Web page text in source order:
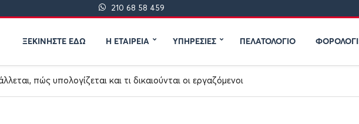
210 68 58 459
ΞΕΚΙΝΗΣΤΕ ΕΔΩ Η ΕΤΑΙΡΕΙΑ ΥΠΗΡΕΣΙΕΣ ΠΕΛΑΤΟΛΟΓΙΟ
πώς υπολογίζεται και τι δικαιούνται οι εργαζόμενοι